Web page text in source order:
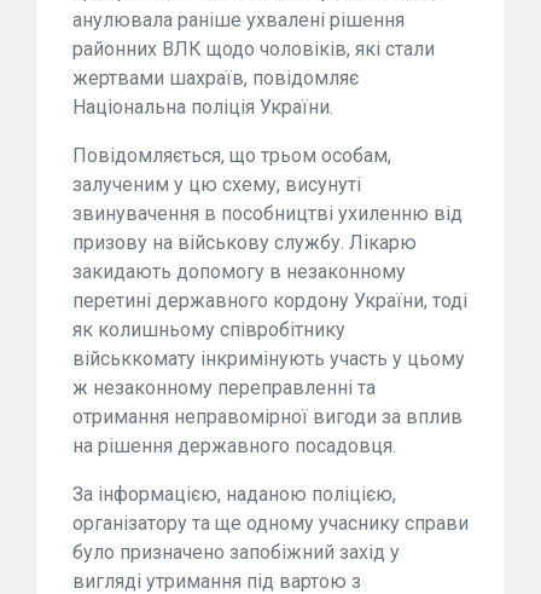
анулювала раніше ухвалені рішення
районних ВЛК щодо чоловіків, які стали
жертвами шахраїв, повідомляє
Національна поліція України.
Повідомляється, що трьом особам,
залученим у цю схему, висунуті
звинувачення в пособництві ухиленню від
призову на військову службу. Лікарю
закидають допомогу в незаконному
перетині державного кордону України, тоді
як колишньому співробітнику
військкомату інкримінують участь у цьому
ж незаконному переправленні та
отримання неправомірної вигоди за вплив
на рішення державного посадовця.
За інформацією, наданою поліцією,
організатору та ще одному учаснику справи
було призначено запобіжний захід у
вигляді утримання під вартою з